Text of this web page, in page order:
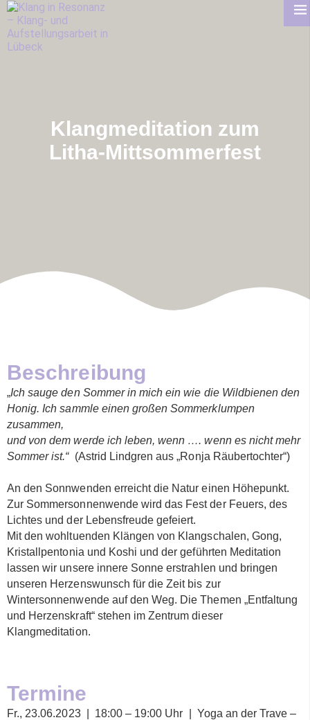
Klangmeditation zum
Litha-Mittsommerfest
Beschreibung
„Ich sauge den Sommer in mich ein wie die Wildbienen den
Honig. Ich sammle einen großen Sommerklumpen
zusammen,
und von dem werde ich leben, wenn …. wenn es nicht mehr
Sommer ist.“ (Astrid Lindgren aus „Ronja Räubertochter“)
An den Sonnwenden erreicht die Natur einen Höhepunkt.
Zur Sommersonnenwende wird das Fest der Feuers, des
Lichtes und der Lebensfreude gefeiert.
Mit den wohltuenden Klängen von Klangschalen, Gong,
Kristallpentonia und Koshi und der geführten Meditation
lassen wir unsere innere Sonne erstrahlen und bringen
unseren Herzenswunsch für die Zeit bis zur
Wintersonnenwende auf den Weg. Die Themen „Entfaltung
und Herzenskraft“ stehen im Zentrum dieser
Klangmeditation.
Termine
Fr., 23.06.2023 | 18:00 – 19:00 Uhr | Yoga an der Trave –